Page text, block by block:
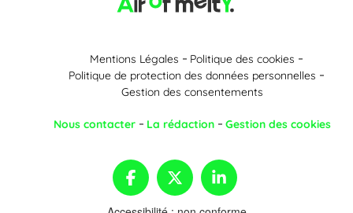
Mentions Légales
Politique des cookies
Politique de protection des données personnelles
Gestion des consentements
Nous contacter La rédaction Gestion des cookies